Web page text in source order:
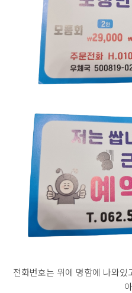
전화번호는 위에 명함에 나와